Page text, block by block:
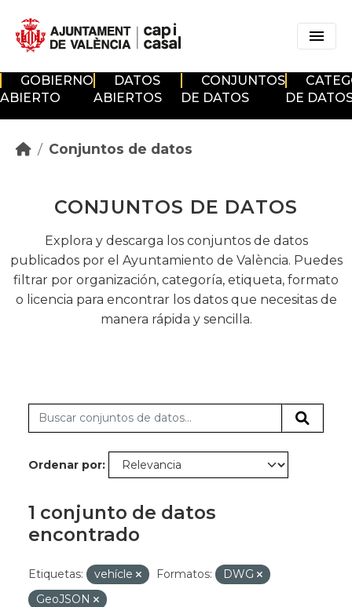
GOBIERNO
ABIERTO
DATOS
ABIERTOS
CONJUNTOS
DE DATOS
DE
Conjuntos de datos
CONJUNTOS DE DATOS
Explora y descarga los conjuntos de datos
publicados por el Ayuntamiento de València. Puedes
filtrar por organización, categoría, etiqueta, formato
o licencia para encontrar los datos que necesitas de
manera rápida y sencilla.
Ordenar por
1 conjunto de datos
encontrado
Etiquetas: vehícle Formatos:
DWG
GeoJSON